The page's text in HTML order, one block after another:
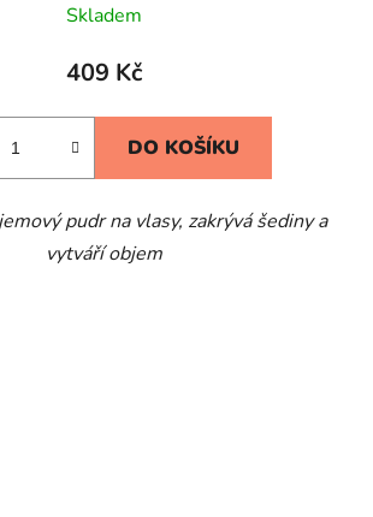
Skladem
409 Kč
DO KOŠÍKU
pudr na vlasy, zakrývá šediny a
vytváří objem